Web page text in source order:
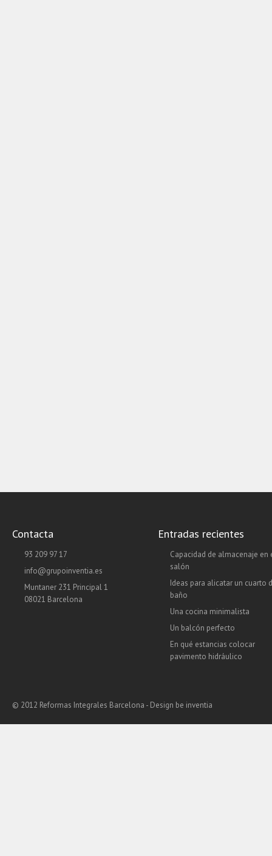
Contacta
93 209 97 17
info@grupoinventia.es
Muntaner 231 Principal 1
08021 Barcelona
Entradas recientes
Capacidad de almacenaje en
salón
Ideas para alicatar un cuarto
baño
Una cocina minimalista
Un balcón perfecto
En qué estancias colocar
pavimento hidráulico
© 2012 Reformas Integrales Barcelona - Design be inventia